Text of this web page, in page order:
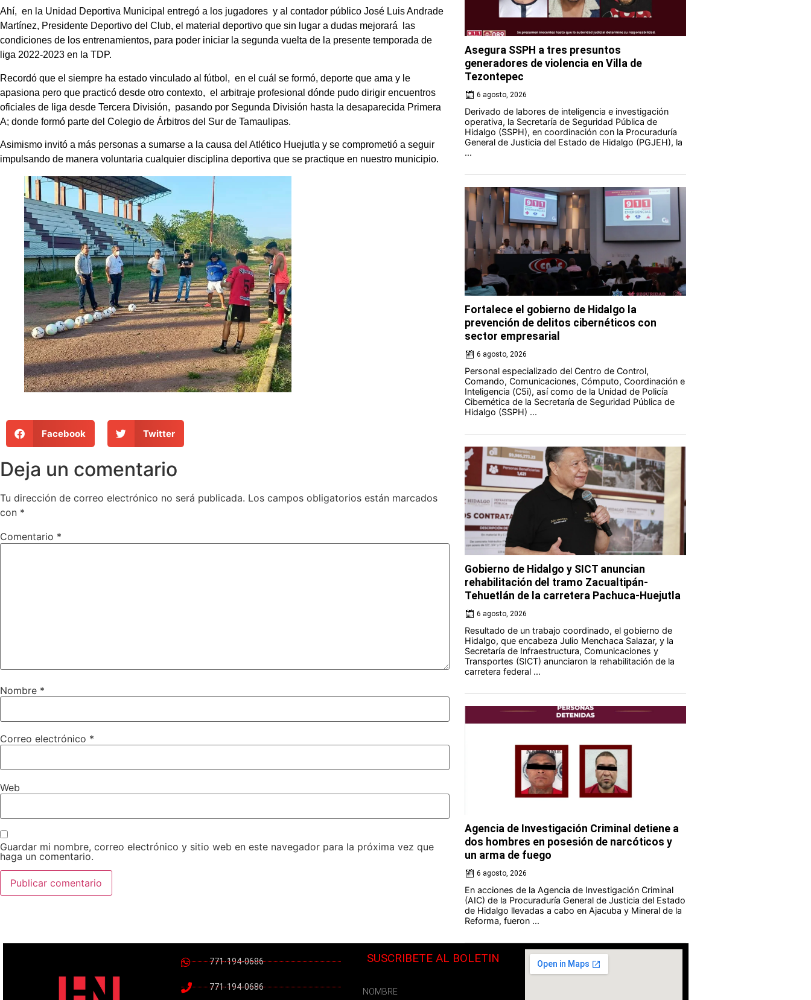
Ahí, en la Unidad Deportiva Municipal entregó a los jugadores y al contador público José Luis Andrade
Martínez, Presidente Deportivo del Club, el material deportivo que sin lugar a dudas mejorará las
condiciones de los entrenamientos, para poder iniciar la segunda vuelta de la presente temporada de
liga 2022-2023 en la TDP.
Recordó que el siempre ha estado vinculado al fútbol, en el cuál se formó, deporte que ama y le
apasiona pero que practicó desde otro contexto, el arbitraje profesional dónde pudo dirigir encuentros
oficiales de liga desde Tercera División, pasando por Segunda División hasta la desaparecida Primera
A; donde formó parte del Colegio de Árbitros del Sur de Tamaulipas.
Asimismo invitó a más personas a sumarse a la causa del Atlético Huejutla y se comprometió a seguir
impulsando de manera voluntaria cualquier disciplina deportiva que se practique en nuestro municipio.
Facebook Twitter
Deja un comentario
Tu dirección de correo electrónico no será publicada. Los campos obligatorios están marcados
con *
Comentario *
Nombre *
Correo electrónico *
Web
Guardar mi nombre, correo electrónico y sitio web en este navegador para la próxima vez que
haga un comentario.
Asegura SSPH a tres presuntos
generadores de violencia en Villa de
Tezontepec
6 agosto, 2026
Derivado de labores de inteligencia e investigación
operativa, la Secretaría de Seguridad Pública de
Hidalgo (SSPH), en coordinación con la Procuraduría
General de Justicia del Estado de Hidalgo (PGJEH), la
...
Fortalece el gobierno de Hidalgo la
prevención de delitos cibernéticos con
sector empresarial
6 agosto, 2026
Personal especializado del Centro de Control,
Comando, Comunicaciones, Cómputo, Coordinación e
Inteligencia (C5i), así como de la Unidad de Policía
Cibernética de la Secretaría de Seguridad Pública de
Hidalgo (SSPH) ...
Gobierno de Hidalgo y SICT anuncian
rehabilitación del tramo Zacualtipán-
Tehuetlán de la carretera Pachuca-Huejutla
6 agosto, 2026
Resultado de un trabajo coordinado, el gobierno de
Hidalgo, que encabeza Julio Menchaca Salazar, y la
Secretaría de Infraestructura, Comunicaciones y
Transportes (SICT) anunciaron la rehabilitación de la
carretera federal ...
Agencia de Investigación Criminal detiene a
dos hombres en posesión de narcóticos y
un arma de fuego
6 agosto, 2026
En acciones de la Agencia de Investigación Criminal
(AIC) de la Procuraduría General de Justicia del Estado
de Hidalgo llevadas a cabo en Ajacuba y Mineral de la
Reforma, fueron ...
771-194-0686
771-194-0686
SUSCRIBETE AL BOLETIN